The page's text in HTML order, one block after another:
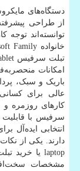
دستگاه‌های
از طراحی
توانسته‌اند توجه
خانواده Family
تبلت سرفیس
امکانات
باریک و سبک،
عالی برای
کارهای روزمره
سرفیس با
انتخابی ایده‌آل
دارند. یکی از
laptopیا خرید
مشخصات